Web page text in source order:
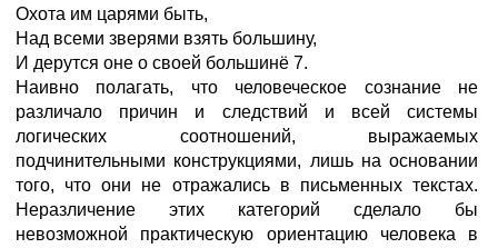
Охота им царями быть,
Над всеми зверями взять большину,
И дерутся оне о своей большинё 7.
Наивно полагать, что человеческое сознание не
различало причин и следствий и всей системы
логических соотношений, выражаемых
подчинительными конструкциями, лишь на основании
того, что они не отражались в письменных текстах.
Неразличение этих категорий сделало бы
невозможной практическую ориентацию человека в